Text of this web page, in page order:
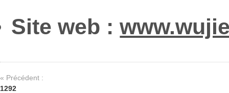
Site web :
« Précédent :
1292